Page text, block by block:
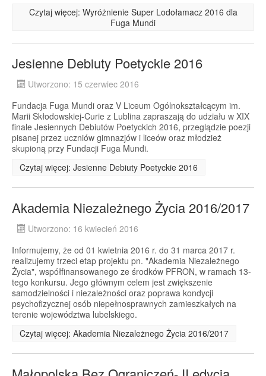
Czytaj więcej: Wyróżnienie Super Lodołamacz 2016 dla
Fuga Mundi
Jesienne Debiuty Poetyckie 2016
Utworzono: 15 czerwiec 2016
Fundacja Fuga Mundi oraz V Liceum Ogólnokształcącym im.
Marii Skłodowskiej-Curie z Lublina zapraszają do udziału w XIX
finale Jesiennych Debiutów Poetyckich 2016, przeglądzie poezji
pisanej przez uczniów gimnazjów i liceów oraz młodzież
skupioną przy Fundacji Fuga Mundi.
Czytaj więcej: Jesienne Debiuty Poetyckie 2016
Akademia Niezależnego Życia 2016/2017
Utworzono: 16 kwiecień 2016
Informujemy, że od 01 kwietnia 2016 r. do 31 marca 2017 r.
realizujemy trzeci etap projektu pn. "Akademia Niezależnego
Życia", współfinansowanego ze środków PFRON, w ramach 13-
tego konkursu. Jego głównym celem jest zwiększenie
samodzielności i niezależności oraz poprawa kondycji
psychofizycznej osób niepełnosprawnych zamieszkałych na
terenie województwa lubelskiego.
Czytaj więcej: Akademia Niezależnego Życia 2016/2017